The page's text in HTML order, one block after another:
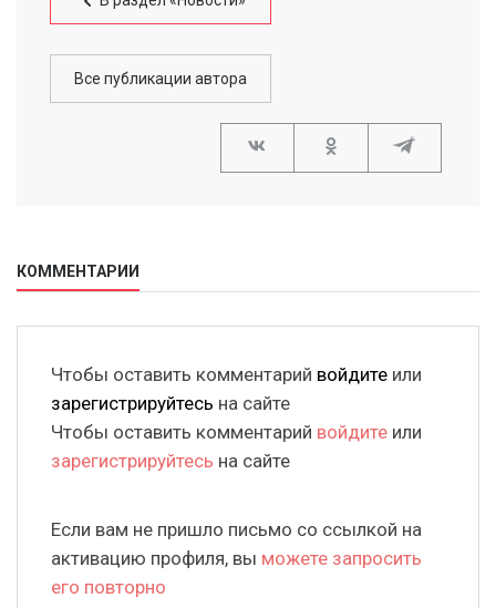
Все публикации автора
КОММЕНТАРИИ
Чтобы оставить комментарий войдите или
зарегистрируйтесь на сайте
Чтобы оставить комментарий войдите или
зарегистрируйтесь на сайте
Если вам не пришло письмо со ссылкой на
активацию профиля, вы можете запросить
его повторно